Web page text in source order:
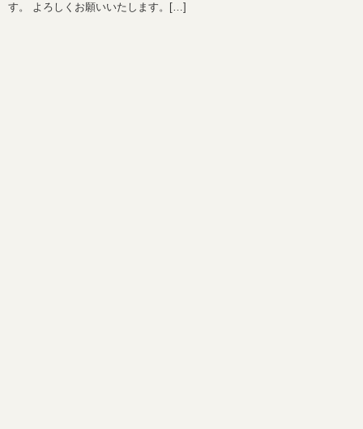
す。 よろしくお願いいたします。[…]